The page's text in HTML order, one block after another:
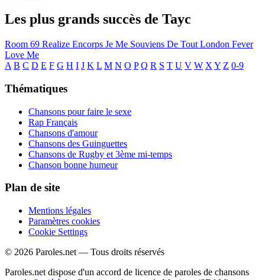
Les plus grands succès de Tayc
Room 69 Realize Encorps Je Me Souviens De Tout London Fever
Love Me
A B C D E F G H I J K L M N O P Q R S T U V W X Y Z 0-9
Thématiques
Chansons pour faire le sexe
Rap Français
Chansons d'amour
Chansons des Guinguettes
Chansons de Rugby et 3ème mi-temps
Chanson bonne humeur
Plan de site
Mentions légales
Paramètres cookies
Cookie Settings
© 2026 Paroles.net — Tous droits réservés
Paroles.net dispose d'un accord de licence de paroles de chansons